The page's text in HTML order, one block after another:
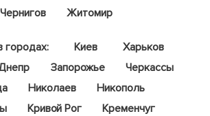
Чернигов
Житомир
городах: Киев
Харьков
Запорожье
Черкассы
Николаев
Никополь
Кривой Рог
Кременчуг